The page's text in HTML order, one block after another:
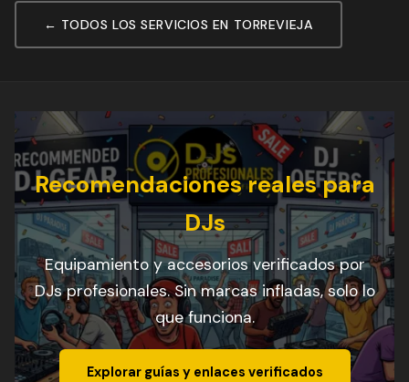
← TODOS LOS SERVICIOS EN TORREVIEJA
Recomendaciones reales para
DJs
Equipamiento y accesorios verificados por
DJs profesionales. Sin marcas infladas, solo lo
que funciona.
Explorar guías y enlaces verificados